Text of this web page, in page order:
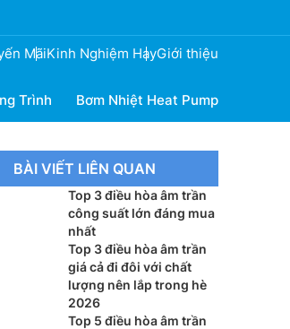
MãiKinh Nghiệm HayGiới thiệu
Trình Bơm Nhiệt Heat Pump
BÀI VIẾT LIÊN QUAN
Top 3 điều hòa âm trần
công suất lớn đáng mua
nhất
Top 3 điều hòa âm trần
giá cả đi đôi với chất
lượng nên lắp trong hè
2026
Top 5 điều hòa âm trần